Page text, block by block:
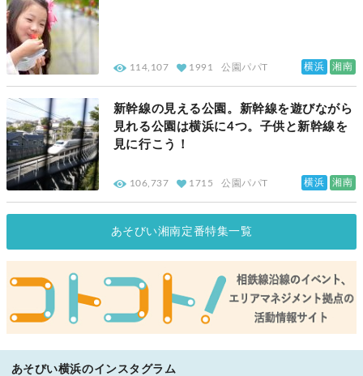
114,107 1991 公園パパT 横浜 湘南
新幹線の見える公園。新幹線を遊びながら
見れる公園は横浜に4つ。子供と新幹線を
見に行こう！
106,737 1715 公園パパT 横浜 湘南
あそびい湘南定番特集一覧
あそびい横浜のインスタグラム